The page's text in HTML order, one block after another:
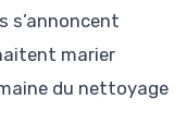
s’annoncent
marier
du nettoyage